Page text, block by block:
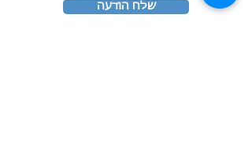
שלח הודעה